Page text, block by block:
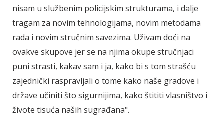
nisam u službenim policijskim strukturama, i dalje
tragam za novim tehnologijama, novim metodama
rada i novim stručnim savezima. Uživam doći na
ovakve skupove jer se na njima okupe stručnjaci
puni strasti, kakav sam i ja, kako bi s tom strašću
zajednički raspravljali o tome kako naše gradove i
države učiniti što sigurnijima, kako štititi vlasništvo i
živote tisuća naših sugrađana".